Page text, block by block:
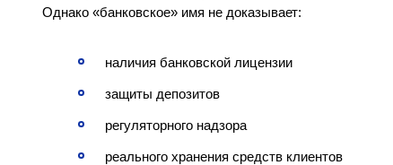
Однако «банковское» имя не доказывает:
наличия банковской лицензии
защиты депозитов
регуляторного надзора
реального хранения средств клиентов